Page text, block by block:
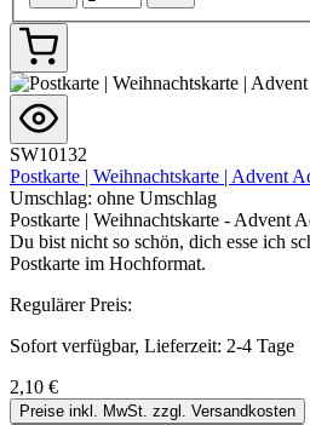
SW10132
Postkarte | Weihnachtskarte | Advent
Umschlag: ohne Umschlag
Postkarte | Weihnachtskarte - Advent
Du bist nicht so schön, dich esse ich
Postkarte im Hochformat.
Regulärer Preis:
Sofort verfügbar, Lieferzeit: 2-4 Tage
2,10 €
Preise inkl. MwSt. zzgl. Versandkosten